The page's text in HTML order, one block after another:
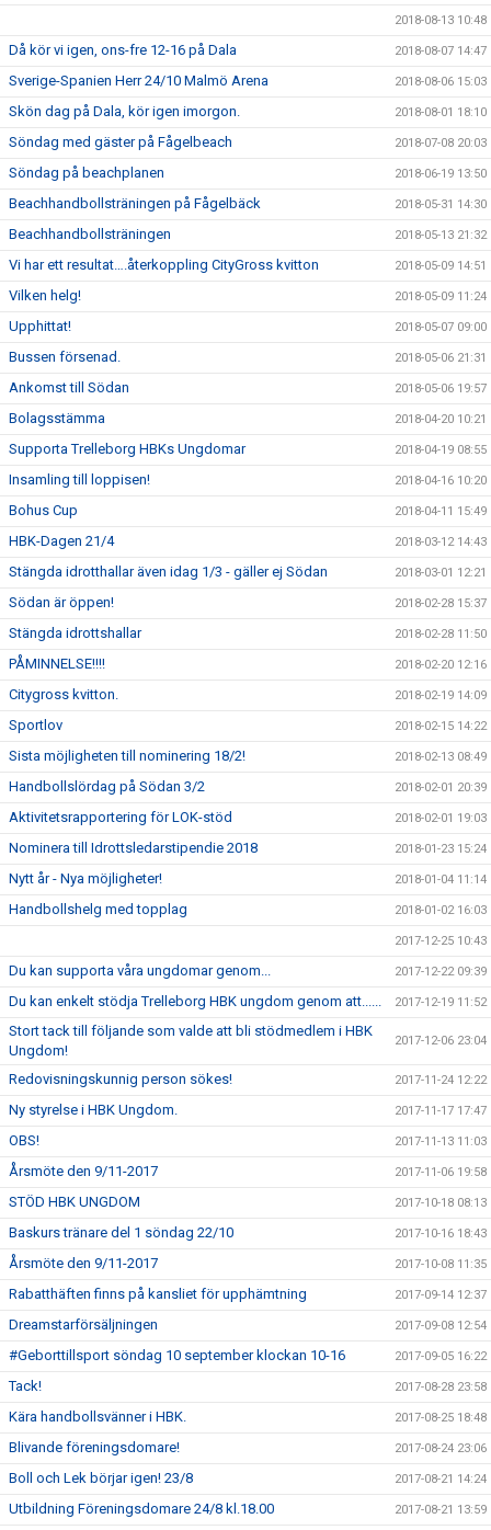
2018-08-13 10:48
Då kör vi igen, ons-fre 12-16 på Dala 2018-08-07 14:47
Sverige-Spanien Herr 24/10 Malmö Arena 2018-08-06 15:03
Skön dag på Dala, kör igen imorgon. 2018-08-01 18:10
Söndag med gäster på Fågelbeach 2018-07-08 20:03
Söndag på beachplanen 2018-06-19 13:50
Beachhandbollsträningen på Fågelbäck 2018-05-31 14:30
Beachhandbollsträningen 2018-05-13 21:32
Vi har ett resultat….återkoppling CityGross kvitton 2018-05-09 14:51
Vilken helg! 2018-05-09 11:24
Upphittat! 2018-05-07 09:00
Bussen försenad. 2018-05-06 21:31
Ankomst till Södan 2018-05-06 19:57
Bolagsstämma 2018-04-20 10:21
Supporta Trelleborg HBKs Ungdomar 2018-04-19 08:55
Insamling till loppisen! 2018-04-16 10:20
Bohus Cup 2018-04-11 15:49
HBK-Dagen 21/4 2018-03-12 14:43
Stängda idrotthallar även idag 1/3 - gäller ej Södan 2018-03-01 12:21
Södan är öppen! 2018-02-28 15:37
Stängda idrottshallar 2018-02-28 11:50
PÅMINNELSE!!!! 2018-02-20 12:16
Citygross kvitton. 2018-02-19 14:09
Sportlov 2018-02-15 14:22
Sista möjligheten till nominering 18/2! 2018-02-13 08:49
Handbollslördag på Södan 3/2 2018-02-01 20:39
Aktivitetsrapportering för LOK-stöd 2018-02-01 19:03
Nominera till Idrottsledarstipendie 2018 2018-01-23 15:24
Nytt år - Nya möjligheter! 2018-01-04 11:14
Handbollshelg med topplag 2018-01-02 16:03
2017-12-25 10:43
Du kan supporta våra ungdomar genom... 2017-12-22 09:39
Du kan enkelt stödja Trelleborg HBK ungdom genom att...... 2017-12-19 11:52
Stort tack till följande som valde att bli stödmedlem i HBK
Ungdom!
2017-12-06 23:04
Redovisningskunnig person sökes! 2017-11-24 12:22
Ny styrelse i HBK Ungdom. 2017-11-17 17:47
OBS! 2017-11-13 11:03
Årsmöte den 9/11-2017 2017-11-06 19:58
STÖD HBK UNGDOM 2017-10-18 08:13
Baskurs tränare del 1 söndag 22/10 2017-10-16 18:43
Årsmöte den 9/11-2017 2017-10-08 11:35
Rabatthäften finns på kansliet för upphämtning 2017-09-14 12:37
Dreamstarförsäljningen 2017-09-08 12:54
#Geborttillsport söndag 10 september klockan 10-16 2017-09-05 16:22
Tack! 2017-08-28 23:58
Kära handbollsvänner i HBK. 2017-08-25 18:48
Blivande föreningsdomare! 2017-08-24 23:06
Boll och Lek börjar igen! 23/8 2017-08-21 14:24
Utbildning Föreningsdomare 24/8 kl.18.00 2017-08-21 13:59